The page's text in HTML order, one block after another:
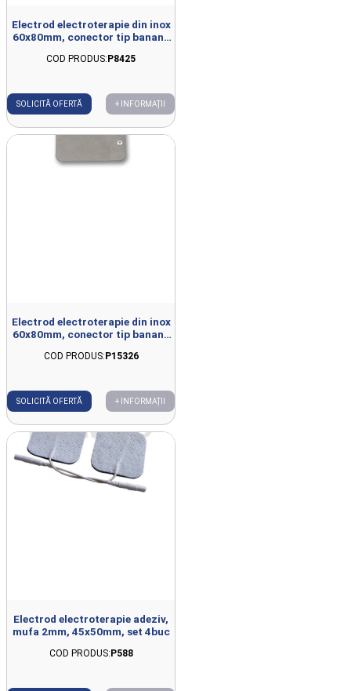
Electrod electroterapie din inox
60x80mm, conector tip banana
COD PRODUS:P8425
SOLICITĂ OFERTĂ + INFORMAȚII
Electrod electroterapie din inox
60x80mm, conector tip banana
COD PRODUS:P15326
SOLICITĂ OFERTĂ + INFORMAȚII
Electrod electroterapie adeziv,
mufa 2mm, 45x50mm, set 4buc
COD PRODUS:P588